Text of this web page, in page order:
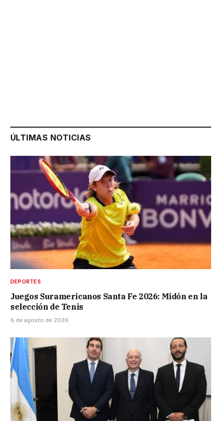
ÚLTIMAS NOTICIAS
DEPORTES
Juegos Suramericanos Santa Fe 2026: Midón en la
selección de Tenis
6 de agosto de 2026